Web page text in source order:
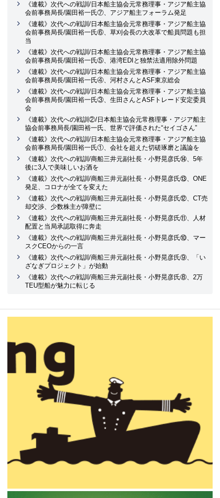
《連載》次代への戦訓/日本船主協会元常務理事・アジア船主協
会前事務局長/園田裕一氏⑦、アジア船主フォーラム発足
《連載》次代への戦訓/日本船主協会元常務理事・アジア船主協
会前事務局長/園田裕一氏⑥、草刈会長の大改革で船員問題も担
当
《連載》次代への戦訓/日本船主協会元常務理事・アジア船主協
会前事務局長/園田裕一氏⑤、港湾EDIと独禁法適用除外問題
《連載》次代への戦訓/日本船主協会元常務理事・アジア船主協
会前事務局長/園田裕一氏④、河村さんとASF東京総会
《連載》次代への戦訓/日本船主協会元常務理事・アジア船主協
会前事務局長/園田裕一氏③、生田さんとASFトレード安定委員
会
《連載》次代への戦訓②/日本船主協会元常務理事・アジア船主
協会前事務局長/園田裕一氏、世界で評価された“セイゴさん”
《連載》次代への戦訓/日本船主協会元常務理事・アジア船主協
会前事務局長/園田裕一氏①、会社を超えた切磋琢磨と議論を
《連載》次代への戦訓/商船三井元副社長・小野晃彦氏⑭、5年
後に3人で美味しいお酒を
《連載》次代への戦訓/商船三井元副社長・小野晃彦氏⑬、ONE
発足、コロナが全てを変えた
《連載》次代への戦訓/商船三井元副社長・小野晃彦氏⑫、CT売
却交渉、少数株主が障壁に
《連載》次代への戦訓/商船三井元副社長・小野晃彦氏⑪、人材
配置と当局承認取得に奔走
《連載》次代への戦訓/商船三井元副社長・小野晃彦氏⑩、マー
スクCEOからの一言
《連載》次代への戦訓/商船三井元副社長・小野晃彦氏⑨、「い
ざなぎプロジェクト」が始動
《連載》次代への戦訓/商船三井元副社長・小野晃彦氏⑧、2万
TEU型船が魅力に転じる